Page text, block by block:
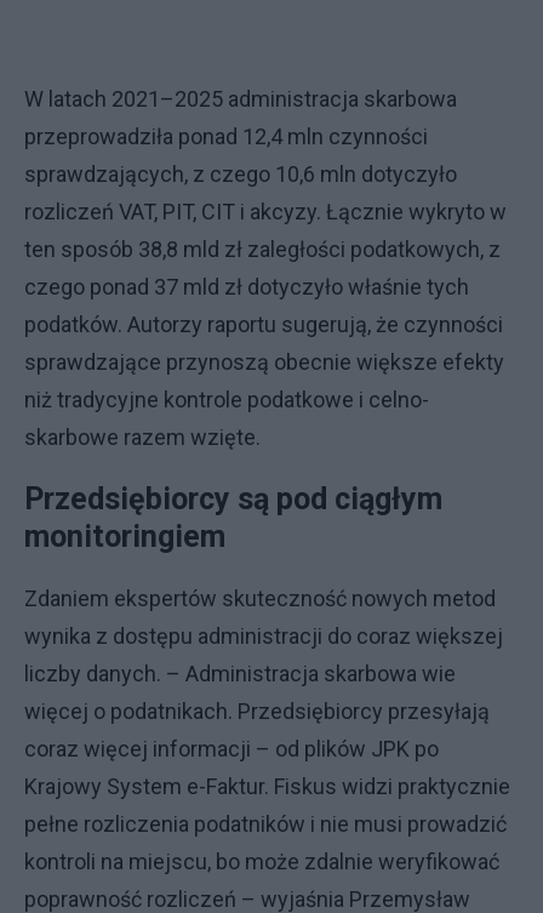
W latach 2021–2025 administracja skarbowa
przeprowadziła ponad 12,4 mln czynności
sprawdzających, z czego 10,6 mln dotyczyło
rozliczeń VAT, PIT, CIT i akcyzy. Łącznie wykryto w
ten sposób 38,8 mld zł zaległości podatkowych, z
czego ponad 37 mld zł dotyczyło właśnie tych
podatków. Autorzy raportu sugerują, że czynności
sprawdzające przynoszą obecnie większe efekty
niż tradycyjne kontrole podatkowe i celno-
skarbowe razem wzięte.
Przedsiębiorcy są pod ciągłym
monitoringiem
Zdaniem ekspertów skuteczność nowych metod
wynika z dostępu administracji do coraz większej
liczby danych. – Administracja skarbowa wie
więcej o podatnikach. Przedsiębiorcy przesyłają
coraz więcej informacji – od plików JPK po
Krajowy System e-Faktur. Fiskus widzi praktycznie
pełne rozliczenia podatników i nie musi prowadzić
kontroli na miejscu, bo może zdalnie weryfikować
poprawność rozliczeń – wyjaśnia Przemysław